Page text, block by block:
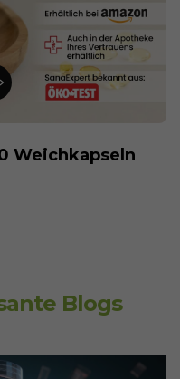
Weichkapseln
90 Kapseln
Blogs